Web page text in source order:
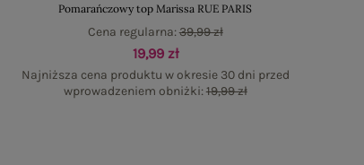
Pomarańczowy top Marissa RUE PARIS
19,99 zł
Najniższa cena produktu w okresie 30 dni przed
wprowadzeniem obniżki:19,99 zł
Cena regularna:39,99 zł